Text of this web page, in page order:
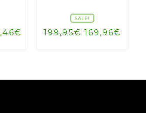
€
450,46€.
SALE!
199,95€ El
199,95€.
169,96€